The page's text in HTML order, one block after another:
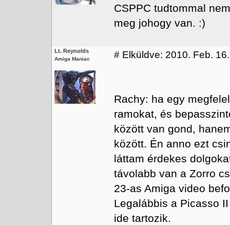
CSPPC tudtommal
meg johogy van. :)
Lt. Reynolds
Amiga Maniac # Elküldve: 2010. Feb.
Rachy: ha egy
ramokat, és
között van gond,
között. Én anno ezt
láttam érdekes
távolabb van a Zorro
23-as Amiga video
Legalábbis a Picasso
ide tartozik.